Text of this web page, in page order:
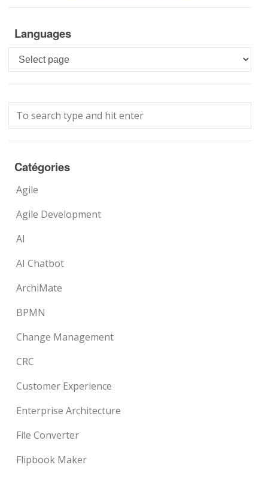
Languages
Languages
Catégories
Agile
Agile Development
AI
AI Chatbot
ArchiMate
BPMN
Change Management
CRC
Customer Experience
Enterprise Architecture
File Converter
Flipbook Maker